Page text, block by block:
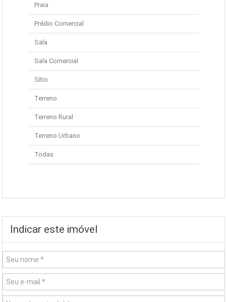
Praia
Prédio Comercial
Sala
Sala Comercial
Sítio
Terreno
Terreno Rural
Terreno Urbano
Todas
Indicar este imóvel